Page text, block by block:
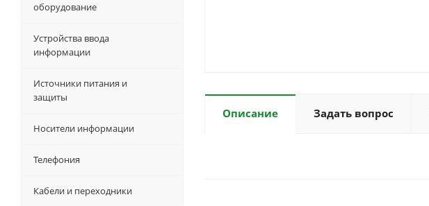
Описание Задать вопрос
оборудование
Устройства ввода
информации
Источники питания и
защиты
Носители информации
Телефония
Кабели и переходники